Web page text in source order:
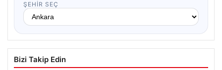
ŞEHIR SEÇ
Bizi Takip Edin